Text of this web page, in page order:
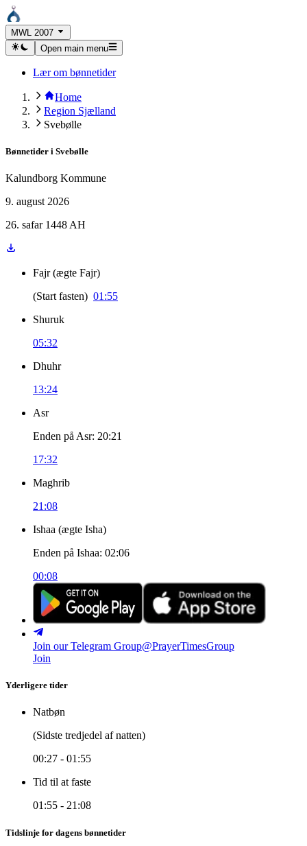
MWL 2007
Open main menu
Lær om bønnetider
Home
Region Sjælland
Svebølle
Bønnetider i Svebølle
Kalundborg Kommune
9. august 2026
26. safar 1448 AH
Fajr (ægte Fajr)
(Start fasten) 01:55
Shuruk
05:32
Dhuhr
13:24
Asr
Enden på Asr: 20:21
17:32
Maghrib
21:08
Ishaa (ægte Isha)
Enden på Ishaa: 02:06
00:08
Join our Telegram Group@PrayerTimesGroup
Join
Yderligere tider
Natbøn
(Sidste tredjedel af natten)
00:27 - 01:55
Tid til at faste
01:55 - 21:08
Tidslinje for dagens bønnetider